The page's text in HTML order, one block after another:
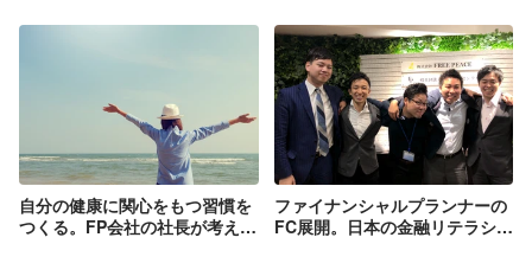
自分の健康に関心をもつ習慣を
つくる。FP会社の社長が考える
ファイナンシャルプランナーの
FC展開。日本の金融リテラシー